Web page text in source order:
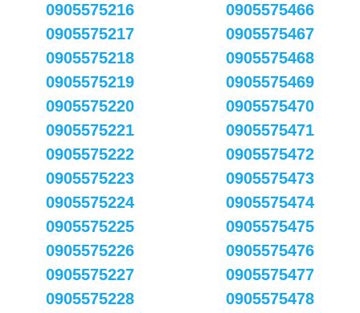
0905575216
0905575217
0905575218
0905575219
0905575220
0905575221
0905575222
0905575223
0905575224
0905575225
0905575226
0905575227
0905575228
0905575466
0905575467
0905575468
0905575469
0905575470
0905575471
0905575472
0905575473
0905575474
0905575475
0905575476
0905575477
0905575478